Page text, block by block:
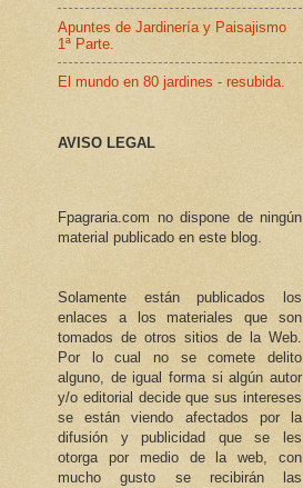
Apuntes de Jardinería y Paisajismo
1ª Parte.
El mundo en 80 jardines - resubida.
AVISO LEGAL
Fpagraria.com no dispone de ningún
material publicado en este blog.
Solamente están publicados los
enlaces a los materiales que son
tomados de otros sitios de la Web.
Por lo cual no se comete delito
alguno, de igual forma si algún autor
y/o editorial decide que sus intereses
se están viendo afectados por la
difusión y publicidad que se les
otorga por medio de la web, con
mucho gusto se recibirán las